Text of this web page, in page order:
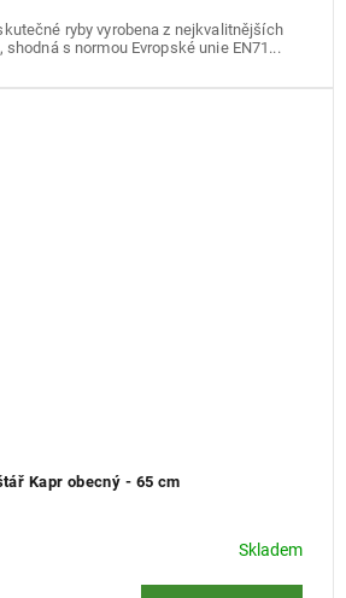
ryby vyrobena z nejkvalitnějších
s normou Evropské unie EN71...
Kapr obecný - 65 cm
Skladem